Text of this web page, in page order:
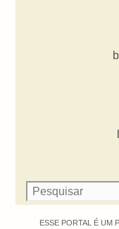
ESSE PORTAL É UM